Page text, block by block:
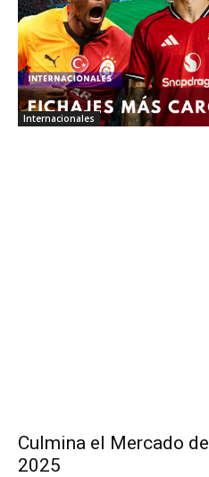
Internacionales
Culmina el Mercado
2025